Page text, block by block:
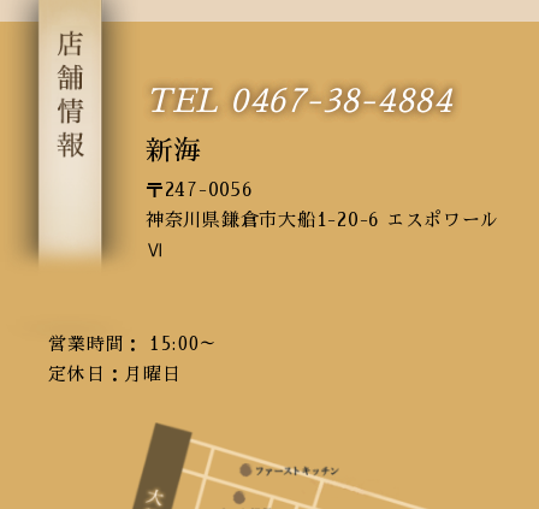
2019年2月(3)
2018年10月(1)
2018年6月 (1)
TEL 0467-38-4884
新海
〒247-0056
神奈川県鎌倉市大船1-20-6 エスポワール
Ⅵ
営業時間： 15:00～
定休日：月曜日